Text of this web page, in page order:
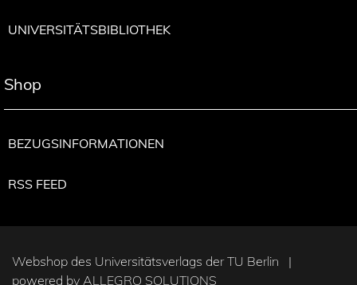
UNIVERSITÄTSBIBLIOTHEK
Shop
BEZUGSINFORMATIONEN
RSS FEED
Webshop des Universitätsverlags der TU Berlin |
powered by ALLEGRO SOLUTIONS